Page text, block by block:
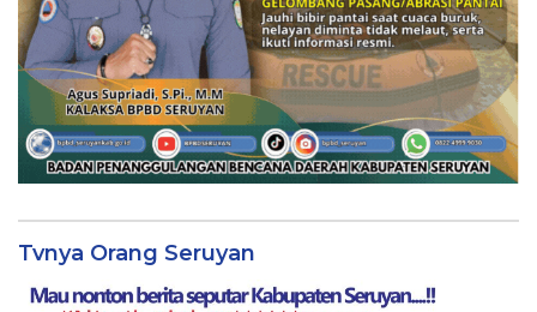
Tvnya Orang Seruyan